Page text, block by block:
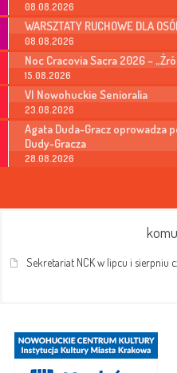
08.08.2026
WARSZTATY RUCHOWE DLA
08.08.2026
Noc Cracovia Sacra 2026 –
15.08.2026
VI Nowohuckie Senioralia
23.08.2026
Agata Duda-Gracz oprowadza
Dudy-Gracza
28.08.2026
Sekretariat NCK w lipcu i sierpniu